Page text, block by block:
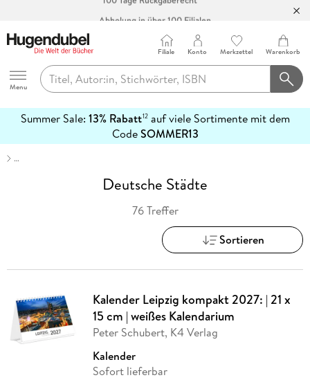
Abholung in über 100 Filialen
Hugendubel
Menu
Filiale Konto Merkzettel Warenkorb
Summer Sale: 13% Rabatt12auf viele Sortimente mit dem
CodeSOMMER13
erfahren
…
Deutsche Städte
76 Treffer
Sortieren
Kalender Leipzig kompakt 2027: | 21 x
15 cm | weißes Kalendarium
Peter Schubert, K4 Verlag
Kalender
Sofort lieferbar